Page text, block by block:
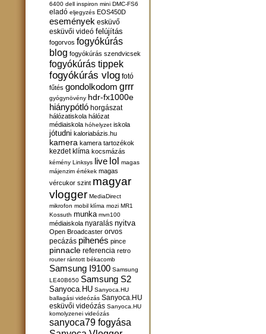
6400 dell inspiron mini DMC-FS6
eladó eljegyzés EOS450D
események esküvő
esküvői videó felújítás
fogorvos fogyókúrás
blog fogyókúrás szendvicsek
fogyókúrás tippek
fogyókúrás vlog fotó
fűtés gondolkodom grrr
gyógynövény hdr-fx1000e
hiánypótló horgászat
hálózatiskola hálózat
médiaiskola hóhelyzet iskola
jótudni kaloriabázis.hu
kamera kamera tartozékok
kezdet klíma kocsmázás
kémény Linksys live lol magas
májenzim értékek magas
vércukor szint magyar
vlogger MediaDirect
mikrofon mobil klíma mozi MR1
Kossuth munka mvn100
médiaiskola nyaralás nyitva
Open Broadcaster orvos
pecázás pihenés pince
pinnacle referencia retro
router rántott békacomb
Samsung I9100 Samsung
LE40B650 Samsung S2
Sanyoca.HU Sanyoca.HU
ballagási videózás Sanyoca.HU
esküvői videózás Sanyoca.HU
komolyzenei videózás
sanyoca79 fogyása